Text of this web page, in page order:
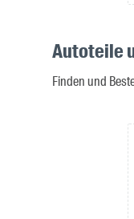
Autoteile
Finden und